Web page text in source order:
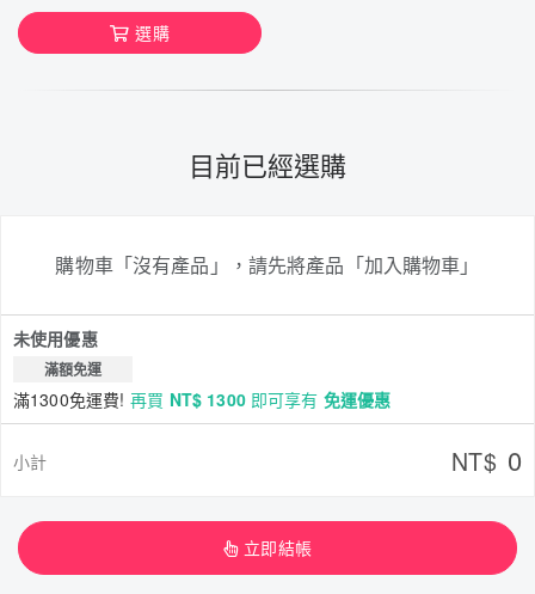
選購
目前已經選購
購物車「沒有產品」，請先將產品「加入購物車」
未使用優惠
滿額免運
滿1300免運費! 再買 NT$ 1300即可享有 免運優惠
小計 NT$ 0
立即結帳